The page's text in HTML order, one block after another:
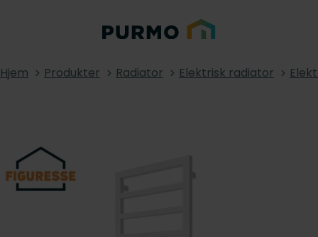
Hjem Produkter Radiator Elektrisk radiator